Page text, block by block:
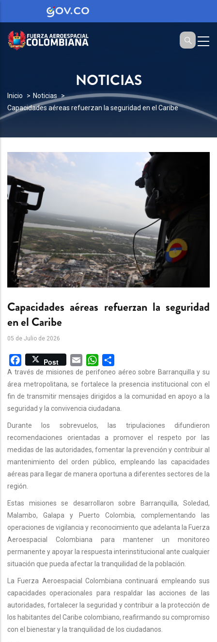
NOTICIAS
SOBRESCRIBIR
ENLACES
A
LA
NAVEGACIÓN
Inicio
Noticias
Capacidades aéreas refuerzan la seguridad en el Caribe
Capacidades aéreas refuerzan la seguridad
en el Caribe
05 de Julio de 2026
Facebook
Post Email WhatsApp
A través de misiones de perifoneo aéreo sobre Barranquilla y su
área metropolitana, se fortalece la presencia institucional con el
fin de transmitir mensajes dirigidos a la comunidad en apoyo a la
seguridad y la convivencia ciudadana.
Durante los sobrevuelos, las tripulaciones difundieron
recomendaciones orientadas a promover el respeto por las
medidas de las autoridades, fomentar la prevención y contribuir al
mantenimiento del orden público, empleando las capacidades
aéreas para llegar de manera oportuna a diferentes sectores de la
región.
Estas misiones se desarrollaron sobre Barranquilla, Soledad,
Malambo, Galapa y Puerto Colombia, complementando las
operaciones de vigilancia y reconocimiento que adelanta la Fuerza
Aeroespacial Colombiana para mantener un monitoreo
permanente y apoyar la respuesta interinstitucional ante cualquier
situación que pueda afectar la tranquilidad de la población.
La Fuerza Aeroespacial Colombiana continuará empleando sus
capacidades operacionales para respaldar las acciones de las
autoridades, fortalecer la seguridad y contribuir a la protección de
los habitantes del Caribe colombiano, reafirmando su compromiso
con el bienestar y la tranquilidad de los ciudadanos.